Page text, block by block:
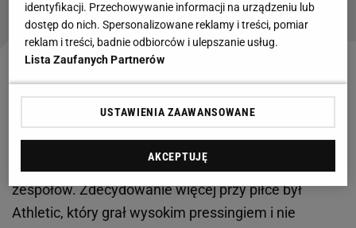
Czytaj także:
Na głowie Gyokeresa pojawiła się krew. Wzajemne
badanie Athletiku i Arsenalu
Pierwsze 30 minut tego spotkania były, jak to mawia
klasyk w piłkarskim środowisku, badaniem się obu
zespołów. Zdecydowanie więcej przy piłce był
Athletic, który grał wysokim pressingiem i nie
identyfikacji. Przechowywanie informacji na urządzeniu lub
dostęp do nich. Spersonalizowane reklamy i treści, pomiar
reklam i treści, badnie odbiorców i ulepszanie usług.
Lista Zaufanych Partnerów
USTAWIENIA ZAAWANSOWANE
AKCEPTUJĘ